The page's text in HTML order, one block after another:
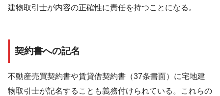
建物取引士が内容の正確性に責任を持つことになる。
契約書への記名
不動産売買契約書や賃貸借契約書（37条書面）に宅地建
物取引士が記名することも義務付けられている。これらの